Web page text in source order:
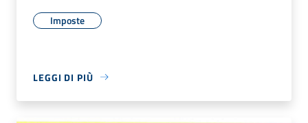
Imposte
LEGGI DI PIÙ